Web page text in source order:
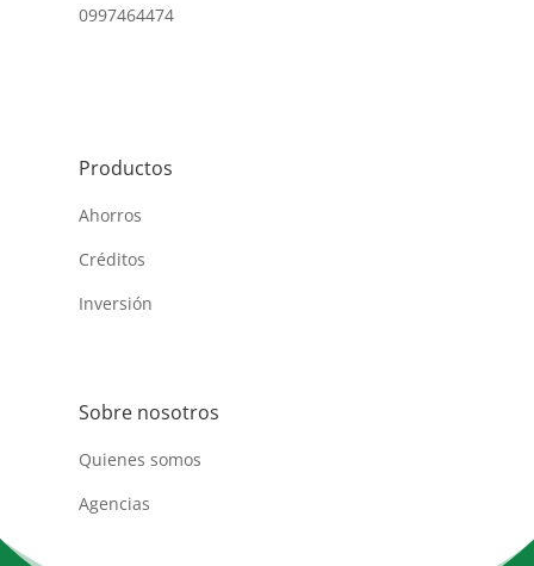
0997464474
Productos
Ahorros
Créditos
Inversión
Sobre nosotros
Quienes somos
Agencias